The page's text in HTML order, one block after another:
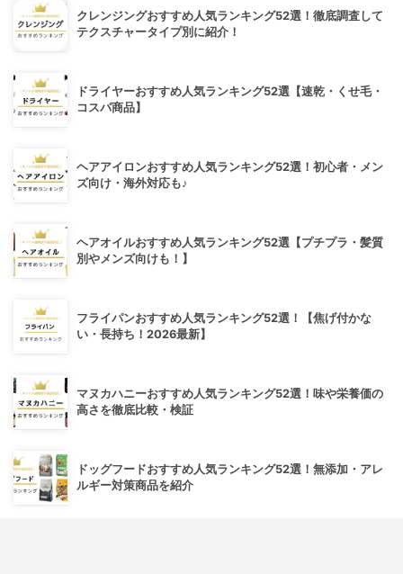
クレンジングおすすめ人気ランキング52選！徹底調査して
テクスチャータイプ別に紹介！
ドライヤーおすすめ人気ランキング52選【速乾・くせ毛・
コスパ商品】
ヘアアイロンおすすめ人気ランキング52選！初心者・メン
ズ向け・海外対応も♪
ヘアオイルおすすめ人気ランキング52選【プチプラ・髪質
別やメンズ向けも！】
フライパンおすすめ人気ランキング52選！【焦げ付かな
い・長持ち！2026最新】
マヌカハニーおすすめ人気ランキング52選！味や栄養価の
高さを徹底比較・検証
ドッグフードおすすめ人気ランキング52選！無添加・アレ
ルギー対策商品を紹介